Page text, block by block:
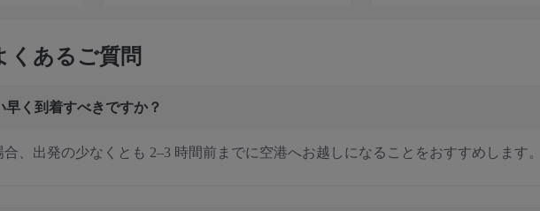
くあるご質問
早く到着すべきですか？
、出発の少なくとも 2–3 時間前までに空港へお越しになることをおすすめします。